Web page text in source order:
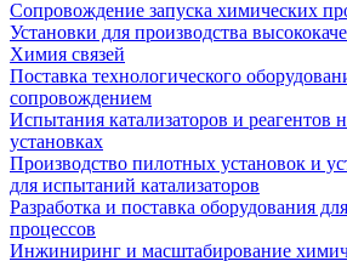
Сопровождение запуска химических
Установки для производства
Химия связей
Поставка технологического
сопровождением
Испытания катализаторов и реагентов
установках
Производство пилотных установок и
для испытаний катализаторов
Разработка и поставка оборудования
процессов
Инжиниринг и масштабирование